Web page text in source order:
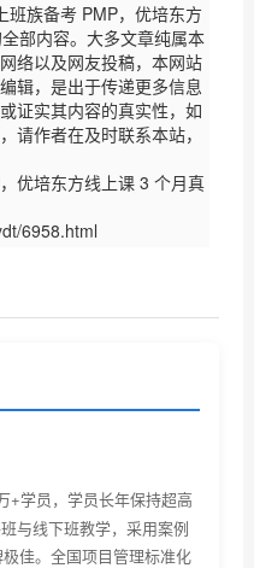
族备考 PMP，优培东方
部内容。大多文章纯属本
络以及网友投稿，本网站
辑，是出于传递更多信息
证实其内容的真实性，如
请作者在及时联系本站，
优培东方线上课 3 个月真
6958.html
征主题（优培东方）
北京考场已达报名人数
认证考试更新有关事宜
排及教材改版通知
+学员，学员长年保持超高
与线下班教学，采用案例
佳。全国项目管理标准化